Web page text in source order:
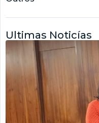
Ultimas Noticías